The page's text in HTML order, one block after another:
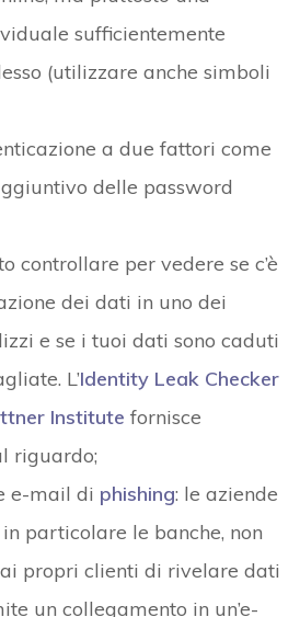
sufficientemente
(utilizzare anche simboli
a due fattori come
delle password
controllare per vedere se c’è
dei dati in uno dei
e se i tuoi dati sono caduti
L’Identity Leak Checker
Institute fornisce
riguardo;
e-mail di phishing: le aziende
particolare le banche, non
propri clienti di rivelare dati
un collegamento in un’e-